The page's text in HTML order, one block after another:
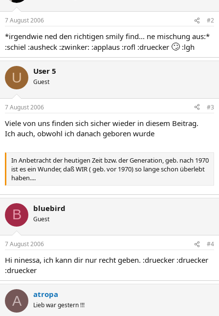
7 August 2006 #2
*irgendwie ned den richtigen smily find... ne mischung aus:*
:schiel :ausheck :zwinker: :applaus :rofl :druecker 🙄 :lgh
U User 5
Guest
7 August 2006 #3
Viele von uns finden sich sicher wieder in diesem Beitrag.
Ich auch, obwohl ich danach geboren wurde
In Anbetracht der heutigen Zeit bzw. der Generation, geb. nach 1970
ist es ein Wunder, daß WIR ( geb. vor 1970) so lange schon überlebt
haben....
B bluebird
Guest
7 August 2006 #4
Hi ninessa, ich kann dir nur recht geben. :druecker :druecker
:druecker
A atropa
Lieb war gestern !!!